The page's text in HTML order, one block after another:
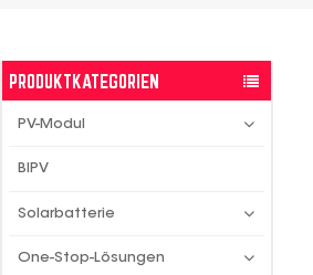
PRODUKTKATEGORIEN
PV-Modul
BIPV
Solarbatterie
One-Stop-Lösungen